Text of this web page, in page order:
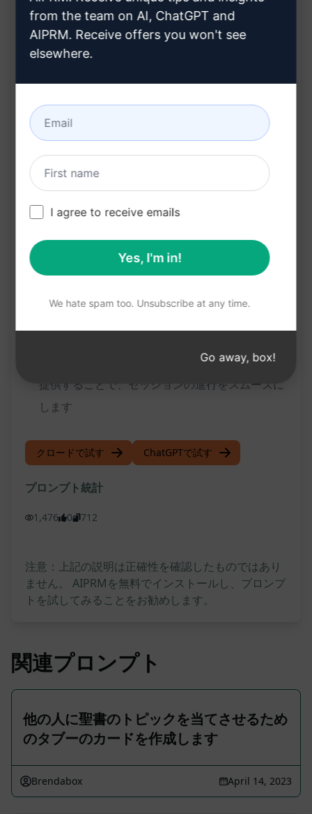
し、プレイヤーの没頭度を高めます
ダンジョンズ＆ドラゴンズやパスファインダーの
ゲームマスターにとって、ストーリーテリングの
手助けとなるアイデアを提供します
利点:
ゲームセッション中に予期せぬ状況や行き詰まり
を解決し、ストーリーをスムーズに進めることが
プレイヤーたちの興味を引き、セッション全体の
クリエイティビティを駆使して新しい展開やエピ
ソードを生み出し、セッションのバラエティと深
時間を節約し、臨機応変なストーリーアイデアを
提供することで、セッションの進行をスムーズに
します
クロードで試す ChatGPTで試す
プロンプト統計
1,476 0 712
注意：上記の説明は正確性を確認したものではあり
ません。 AIPRMを無料でインストールし、プロンプ
トを試してみることをお勧めします。
関連プロンプト
他の人に聖書のトピックを当てさせるため
のタブーのカードを作成します
Brendabox April 14, 2023
from the team on AI, ChatGPT and
AIPRM. Receive offers you won't see
elsewhere.
I agree to receive emails
Yes, I'm in!
We hate spam too. Unsubscribe at any time.
Go away, box!